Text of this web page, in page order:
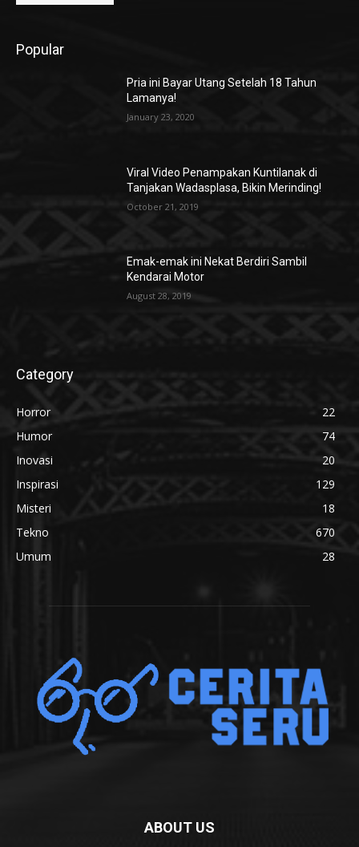
Popular
Pria ini Bayar Utang Setelah 18 Tahun
Lamanya!
January 23, 2020
Viral Video Penampakan Kuntilanak di
Tanjakan Wadasplasa, Bikin Merinding!
October 21, 2019
Emak-emak ini Nekat Berdiri Sambil
Kendarai Motor
August 28, 2019
Category
Horror
22
Humor
74
Inovasi
20
Inspirasi
129
Misteri
18
Tekno
670
Umum
28
ABOUT US